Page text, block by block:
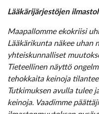
Lääkärijärjestöjen
Maapallomme ekokriisi
Lääkärikunta näkee uhan
yhteiskunnalliset
Tieteellinen näyttö
tehokkaita keinoja
Tutkimuksen avulla tulee
keinoja. Vaadimme